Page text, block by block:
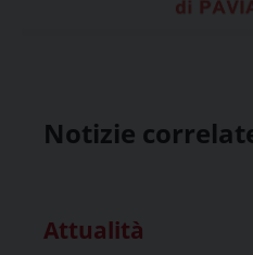
Notizie
Attualità